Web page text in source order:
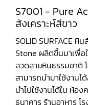
S7001 - Pure
สังเคราะห์สีขาว
SOLID SURFACE หิ
Stone ผลิตขึ้นมาเพื่อ
ลวดลายหินธรรมชาติ
สามารถนำมาใช้งาน
นำไปใช้งานได้ใน ห้อ
ธนาคาร ร้านอาหาร โ